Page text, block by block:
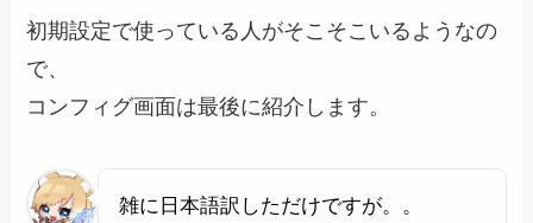
初期設定で使っている人がそこそこいるようなの
で、
コンフィグ画面は最後に紹介します。
雑に日本語訳しただけですが。。